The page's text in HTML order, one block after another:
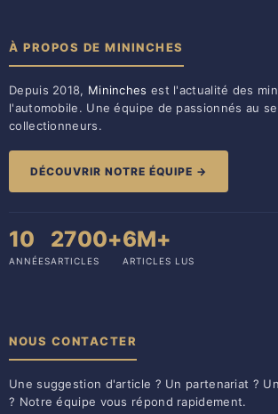
À PROPOS DE MININCHES
Depuis 2018, Mininches est l'actualité des
l'automobile. Une équipe de passionnés au
collectionneurs.
DÉCOUVRIR NOTRE ÉQUIPE →
10
ANNÉES
2700+
ARTICLES
6M+
ARTICLES LUS
NOUS CONTACTER
Une suggestion d'article ? Un partenariat ?
? Notre équipe vous répond rapidement.